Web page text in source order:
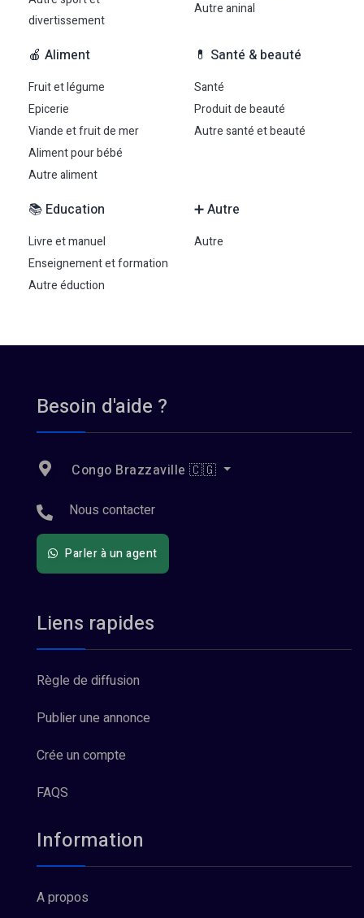
divertissement
Autre aninal
🍎 Aliment
Fruit et légume
Epicerie
Viande et fruit de mer
Aliment pour bébé
Autre aliment
💊 Santé & beauté
Santé
Produit de beauté
Autre santé et beauté
📚 Education
Livre et manuel
Enseignement et formation
Autre éduction
➕ Autre
Autre
Besoin d'aide ?
Congo Brazzaville 🇨🇬
Nous contacter
Parler à un agent
Liens rapides
Règle de diffusion
Publier une annonce
Crée un compte
FAQS
Information
A propos